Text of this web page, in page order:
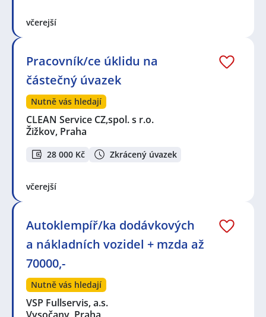
včerejší
Pracovník/ce úklidu na
částečný úvazek
Nutně vás hledají
CLEAN Service CZ,spol. s r.o.
Žižkov, Praha
28 000 Kč Zkrácený úvazek
včerejší
Autoklempíř/ka dodávkových
a nákladních vozidel + mzda až
70000,-
Nutně vás hledají
VSP Fullservis, a.s.